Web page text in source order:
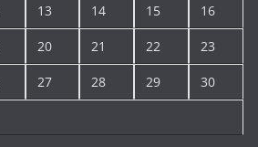
13 14 15 16
20 21 22 23
27 28 29 30